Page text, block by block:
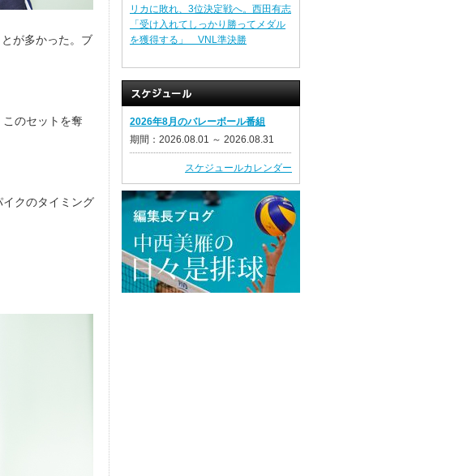
が多かった。ブ
のセットを奪
イクのタイミング
リカに敗れ、3位決定戦へ。西田有志
「受け入れてしっかり勝ってメダル
を獲得する」 VNL準決勝
2026年8月のバレーボール番組
期間：2026.08.01 ～ 2026.08.31
スケジュールカレンダー